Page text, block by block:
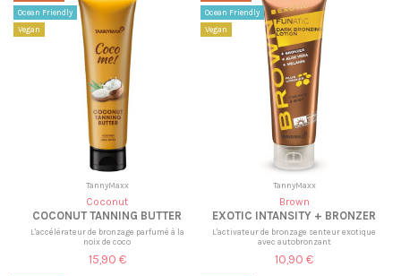
Ocean Friendly
Vegan
TannyMaxx
Coconut
COCONUT TANNING BUTTER
L'accélérateur de bronzage parfumé à la
noix de coco
15,90 €
Ocean Friendly
Vegan
TannyMaxx
Brown
EXOTIC INTANSITY + BRONZER
L'activateur de bronzage senteur exotique
avec autobronzant
10,90 €